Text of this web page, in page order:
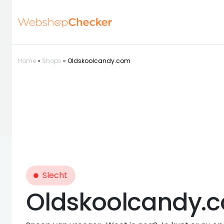
Home» Shops » Oldskoolcandy.com
Slecht